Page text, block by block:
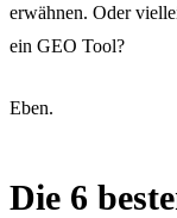
erwähnen. Oder
ein GEO Tool?
Eben.
Die 6